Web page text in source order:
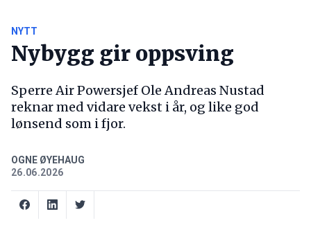
NYTT
Nybygg gir oppsving
Sperre Air Powersjef Ole Andreas Nustad
reknar med vidare vekst i år, og like god
lønsend som i fjor.
OGNE ØYEHAUG
26.06.2026